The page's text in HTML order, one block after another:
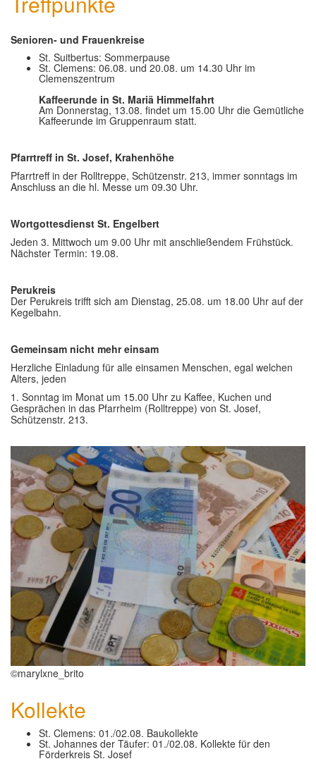
Senioren- und Frauenkreise
St. Suitbertus: Sommerpause
St. Clemens: 06.08. und 20.08. um 14.30 Uhr im
Clemenszentrum
Kaffeerunde in St. Mariä Himmelfahrt
Am Donnerstag, 13.08. findet um 15.00 Uhr die Gemütliche
Kaffeerunde im Gruppenraum statt.
Pfarrtreff in St. Josef, Krahenhöhe
Pfarrtreff in der Rolltreppe, Schützenstr. 213, immer sonntags im
Anschluss an die hl. Messe um 09.30 Uhr.
Wortgottesdienst St. Engelbert
Jeden 3. Mittwoch um 9.00 Uhr mit anschließendem Frühstück.
Nächster Termin: 19.08.
Perukreis
Der Perukreis trifft sich am Dienstag, 25.08. um 18.00 Uhr auf der
Kegelbahn.
Gemeinsam nicht mehr einsam
Herzliche Einladung für alle einsamen Menschen, egal welchen
Alters, jeden
1. Sonntag im Monat um 15.00 Uhr zu Kaffee, Kuchen und
Gesprächen in das Pfarrheim (Rolltreppe) von St. Josef,
Schützenstr. 213.
©marylxne_brito
Kollekte
St. Clemens: 01./02.08. Baukollekte
St. Johannes der Täufer: 01./02.08. Kollekte für den
Förderkreis St. Josef